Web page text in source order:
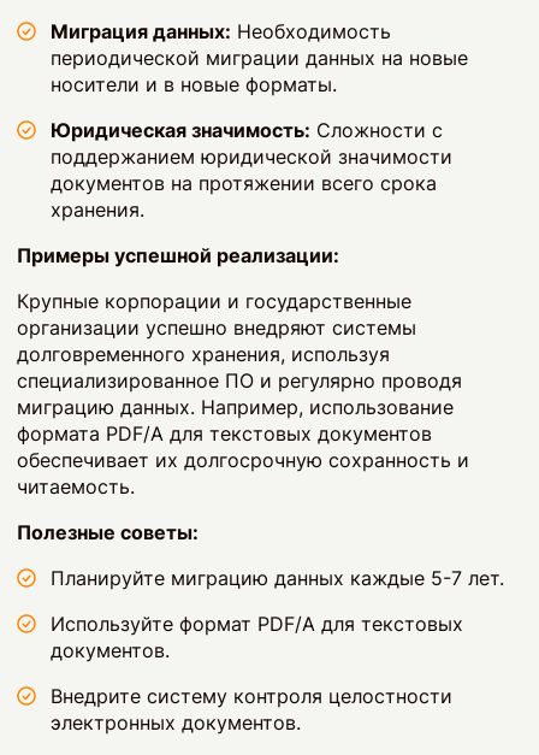
Миграция данных: Необходимость
периодической миграции данных на новые
носители и в новые форматы.
Юридическая значимость: Сложности с
поддержанием юридической значимости
документов на протяжении всего срока
хранения.
Примеры успешной реализации:
Крупные корпорации и государственные
организации успешно внедряют системы
долговременного хранения, используя
специализированное ПО и регулярно проводя
миграцию данных. Например, использование
формата PDF/A для текстовых документов
обеспечивает их долгосрочную сохранность и
читаемость.
Полезные советы:
Планируйте миграцию данных каждые 5-7 лет.
Используйте формат PDF/A для текстовых
документов.
Внедрите систему контроля целостности
электронных документов.